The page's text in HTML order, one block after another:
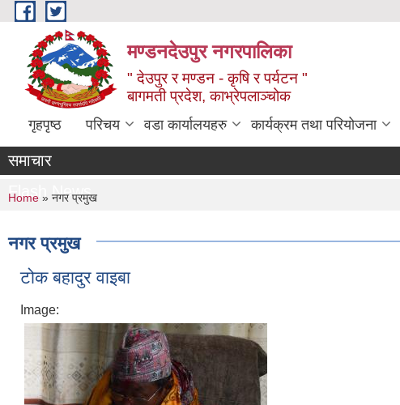
Skip to main content
मण्डनदेउपुर नगरपालिका
" देउपुर र मण्डन - कृषि र पर्यटन "
बागमती प्रदेश, काभ्रेपलाञ्चोक
गृहपृष्ठ परिचय वडा कार्यालयहरु कार्यक्रम तथा परियोजना
समाचार
Flash News
You are here
Home » नगर प्रमुख
नगर प्रमुख
टोक बहादुर वाइबा
Image: